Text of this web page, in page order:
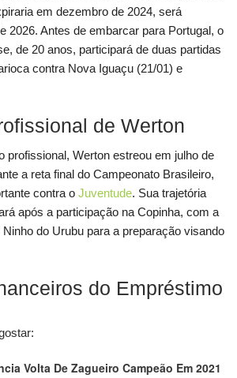
em dezembro de 2024, será
2026. Antes de embarcar para Portugal, o
de 20 anos, participará de duas partidas
contra Nova Iguaçu (21/01) e
de Werton
profissional, Werton estreou em julho de
a reta final do Campeonato Brasileiro,
contra o Juventude. Sua trajetória
após a participação na Copinha, com a
do Urubu para a preparação visando
do Empréstimo
Volta De Zagueiro Campeão Em 2021